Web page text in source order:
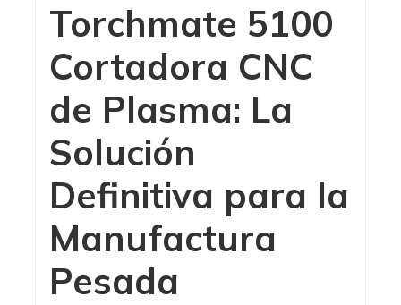
Torchmate 5100
Cortadora CNC
de Plasma: La
Solución
Definitiva para la
Manufactura
Pesada